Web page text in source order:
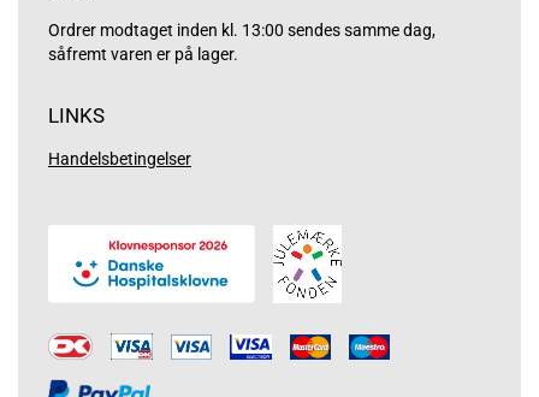
Ordrer modtaget inden kl. 13:00 sendes samme dag,
såfremt varen er på lager.
LINKS
Handelsbetingelser